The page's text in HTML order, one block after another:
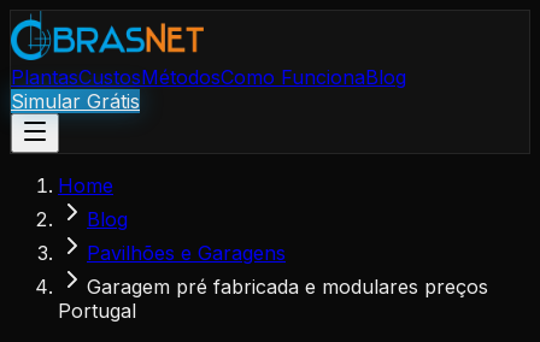
PlantasCustosMétodosComo FuncionaBlog
Simular Grátis
Home
Blog
Pavilhões e Garagens
Garagem pré fabricada e modulares preços
Portugal